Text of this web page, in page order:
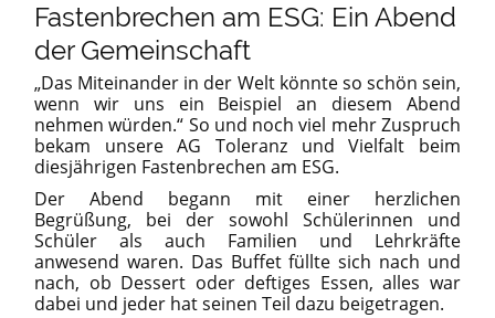
Fastenbrechen am ESG: Ein Abend
der Gemeinschaft
„Das Miteinander in der Welt könnte so schön sein,
wenn wir uns ein Beispiel an diesem Abend
nehmen würden.“ So und noch viel mehr Zuspruch
bekam unsere AG Toleranz und Vielfalt beim
diesjährigen Fastenbrechen am ESG.
Der Abend begann mit einer herzlichen
Begrüßung, bei der sowohl Schülerinnen und
Schüler als auch Familien und Lehrkräfte
anwesend waren. Das Buffet füllte sich nach und
nach, ob Dessert oder deftiges Essen, alles war
dabei und jeder hat seinen Teil dazu beigetragen.